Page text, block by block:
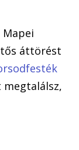
áttörést
megtalálsz,